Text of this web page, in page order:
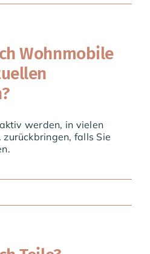
Wohnmobile
werden, in vielen
falls Sie